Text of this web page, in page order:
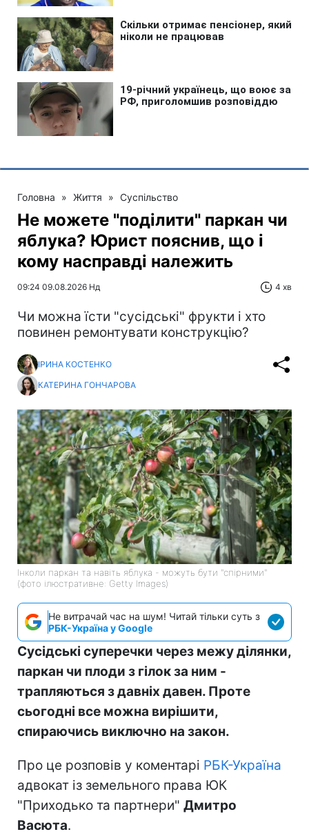
Головна » Життя » Суспільство
Не можете "поділити" паркан чи
яблука? Юрист пояснив, що і
кому насправді належить
09:24 09.08.2026 Нд 4 хв
Чи можна їсти "сусідські" фрукти і хто
повинен ремонтувати конструкцію?
ІРИНА КОСТЕНКО
КАТЕРИНА ГОНЧАРОВА
Інколи паркан та навіть яблука - можуть бути "спірними"
(фото ілюстративне: Getty Images)
Не витрачай час на шум! Читай тільки суть з
РБК-Україна у Google
Сусідські суперечки через межу ділянки,
паркан чи плоди з гілок за ним -
трапляються з давніх давен. Проте
сьогодні все можна вирішити,
спираючись виключно на закон.
Про це розповів у коментарі РБК-Україна
адвокат із земельного права ЮК
"Приходько та партнери" Дмитро
Васюта.